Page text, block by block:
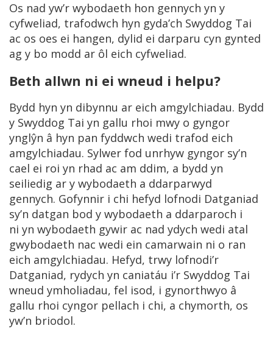
Os nad yw’r wybodaeth hon gennych yn y
cyfweliad, trafodwch hyn gyda’ch Swyddog Tai
ac os oes ei hangen, dylid ei darparu cyn gynted
ag y bo modd ar ôl eich cyfweliad.
Beth allwn ni ei wneud i helpu?
Bydd hyn yn dibynnu ar eich amgylchiadau. Bydd
y Swyddog Tai yn gallu rhoi mwy o gyngor
ynglŷn â hyn pan fyddwch wedi trafod eich
amgylchiadau. Sylwer fod unrhyw gyngor sy’n
cael ei roi yn rhad ac am ddim, a bydd yn
seiliedig ar y wybodaeth a ddarparwyd
gennych. Gofynnir i chi hefyd lofnodi Datganiad
sy’n datgan bod y wybodaeth a ddarparoch i
ni yn wybodaeth gywir ac nad ydych wedi atal
gwybodaeth nac wedi ein camarwain ni o ran
eich amgylchiadau. Hefyd, trwy lofnodi’r
Datganiad, rydych yn caniatáu i’r Swyddog Tai
wneud ymholiadau, fel isod, i gynorthwyo â
gallu rhoi cyngor pellach i chi, a chymorth, os
yw’n briodol.